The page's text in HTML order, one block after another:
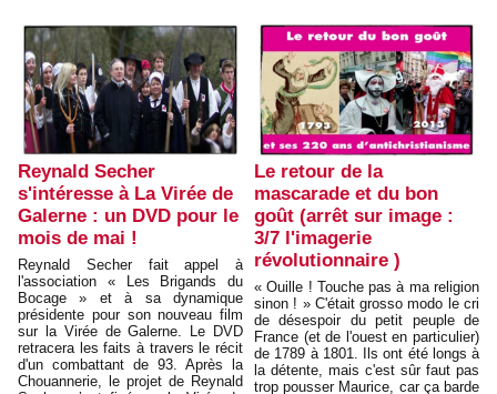
Reynald Secher
s'intéresse à La Virée de
Galerne : un DVD pour le
mois de mai !
Reynald Secher fait appel à
l'association « Les Brigands du
Bocage » et à sa dynamique
présidente pour son nouveau film
sur la Virée de Galerne. Le DVD
retracera les faits à travers le récit
d'un combattant de 93. Après la
Chouannerie, le projet de Reynald
Le retour de la
mascarade et du bon
goût (arrêt sur image :
3/7 l'imagerie
révolutionnaire )
« Ouille ! Touche pas à ma religion
sinon ! » C'était grosso modo le cri
de désespoir du petit peuple de
France (et de l'ouest en particulier)
de 1789 à 1801. Ils ont été longs à
la détente, mais c'est sûr faut pas
trop pousser Maurice, car ça barde